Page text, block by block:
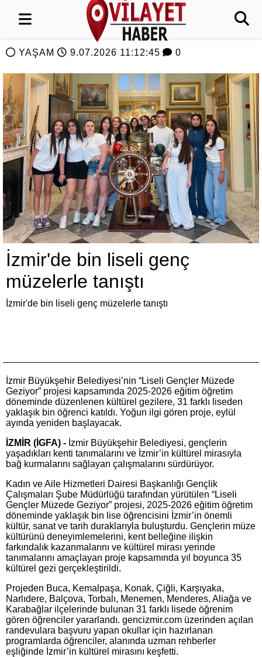
YAŞAM 9.07.2026 11:12:45 0
İzmir'de bin liseli genç
müzelerle tanıştı
İzmir'de bin liseli genç müzelerle tanıştı
İzmir Büyükşehir Belediyesi’nin “Liseli Gençler Müzede
Geziyor” projesi kapsamında 2025-2026 eğitim öğretim
döneminde düzenlenen kültürel gezilere, 31 farklı liseden
yaklaşık bin öğrenci katıldı. Yoğun ilgi gören proje, eylül
ayında yeniden başlayacak.
İZMİR (İGFA) - İzmir Büyükşehir Belediyesi, gençlerin
yaşadıkları kenti tanımalarını ve İzmir’in kültürel mirasıyla
bağ kurmalarını sağlayan çalışmalarını sürdürüyor.
Kadın ve Aile Hizmetleri Dairesi Başkanlığı Gençlik
Çalışmaları Şube Müdürlüğü tarafından yürütülen “Liseli
Gençler Müzede Geziyor” projesi, 2025-2026 eğitim öğretim
döneminde yaklaşık bin lise öğrencisini İzmir’in önemli
kültür, sanat ve tarih duraklarıyla buluşturdu. Gençlerin müze
kültürünü deneyimlemelerini, kent belleğine ilişkin
farkındalık kazanmalarını ve kültürel mirası yerinde
tanımalarını amaçlayan proje kapsamında yıl boyunca 35
kültürel gezi gerçekleştirildi.
Projeden Buca, Kemalpaşa, Konak, Çiğli, Karşıyaka,
Narlıdere, Balçova, Torbalı, Menemen, Menderes, Aliağa ve
Karabağlar ilçelerinde bulunan 31 farklı lisede öğrenim
gören öğrenciler yararlandı. gencizmir.com üzerinden açılan
randevulara başvuru yapan okullar için hazırlanan
programlarda öğrenciler, alanında uzman rehberler
eşliğinde İzmir’in kültürel mirasını keşfetti.